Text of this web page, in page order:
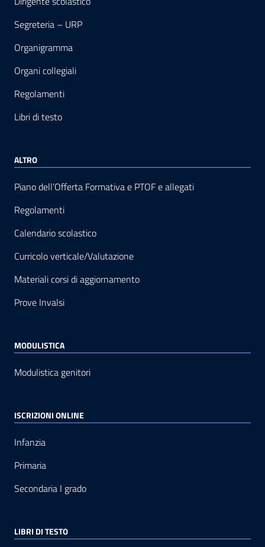
Segreteria – URP
Organigramma
Organi collegiali
Regolamenti
Libri di testo
ALTRO
Piano dell’Offerta Formativa e PTOF e allegati
Regolamenti
Calendario scolastico
Curricolo verticale/Valutazione
Materiali corsi di aggiornamento
Prove Invalsi
MODULISTICA
Modulistica genitori
ISCRIZIONI ONLINE
Infanzia
Primaria
Secondaria I grado
LIBRI DI TESTO